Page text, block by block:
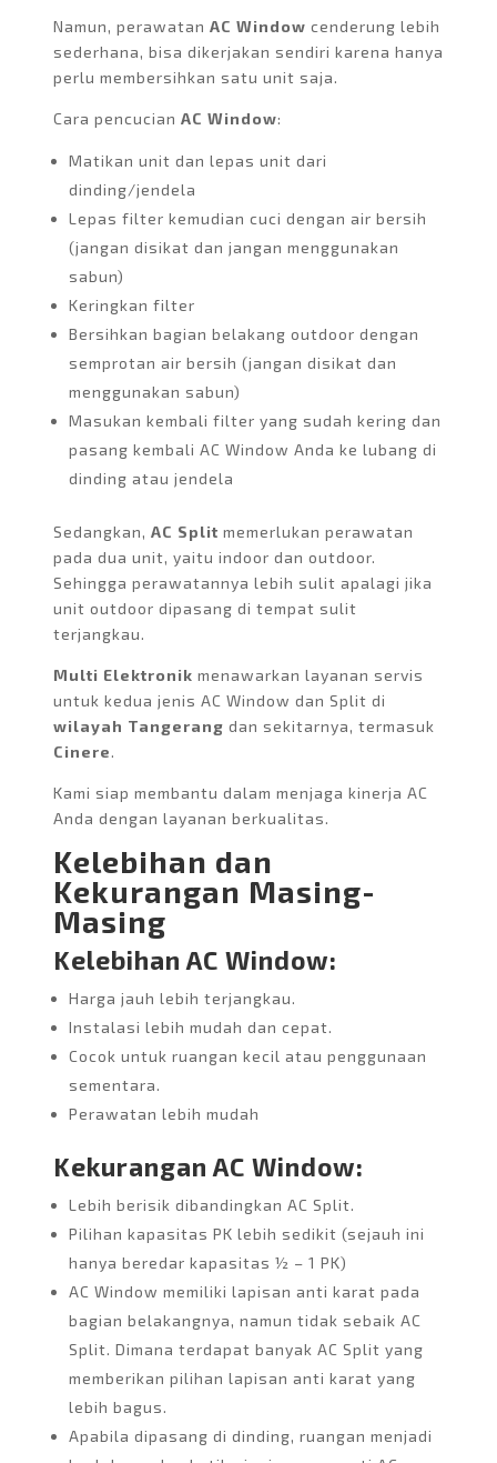
Namun, perawatan AC Window cenderung lebih
sederhana, bisa dikerjakan sendiri karena hanya
perlu membersihkan satu unit saja.
Cara pencucian AC Window:
Matikan unit dan lepas unit dari
dinding/jendela
Lepas filter kemudian cuci dengan air bersih
(jangan disikat dan jangan menggunakan
sabun)
Keringkan filter
Bersihkan bagian belakang outdoor dengan
semprotan air bersih (jangan disikat dan
menggunakan sabun)
Masukan kembali filter yang sudah kering dan
pasang kembali AC Window Anda ke lubang di
dinding atau jendela
Sedangkan, AC Split memerlukan perawatan
pada dua unit, yaitu indoor dan outdoor.
Sehingga perawatannya lebih sulit apalagi jika
unit outdoor dipasang di tempat sulit
terjangkau.
Multi Elektronik menawarkan layanan servis
untuk kedua jenis AC Window dan Split di
wilayah Tangerang dan sekitarnya, termasuk
Cinere.
Kami siap membantu dalam menjaga kinerja AC
Anda dengan layanan berkualitas.
Kelebihan dan
Kekurangan Masing-
Masing
Kelebihan AC Window:
Harga jauh lebih terjangkau.
Instalasi lebih mudah dan cepat.
Cocok untuk ruangan kecil atau penggunaan
sementara.
Perawatan lebih mudah
Kekurangan AC Window:
Lebih berisik dibandingkan AC Split.
Pilihan kapasitas PK lebih sedikit (sejauh ini
hanya beredar kapasitas ½ – 1 PK)
AC Window memiliki lapisan anti karat pada
bagian belakangnya, namun tidak sebaik AC
Split. Dimana terdapat banyak AC Split yang
memberikan pilihan lapisan anti karat yang
lebih bagus.
Apabila dipasang di dinding, ruangan menjadi